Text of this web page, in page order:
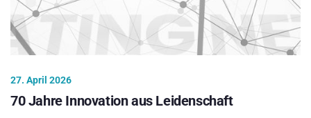
27. April 2026
70 Jahre Innovation aus Leidenschaft